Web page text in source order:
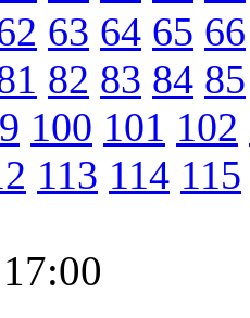
63 64 65 66
82 83 84 85
100 101 102
113 114 115